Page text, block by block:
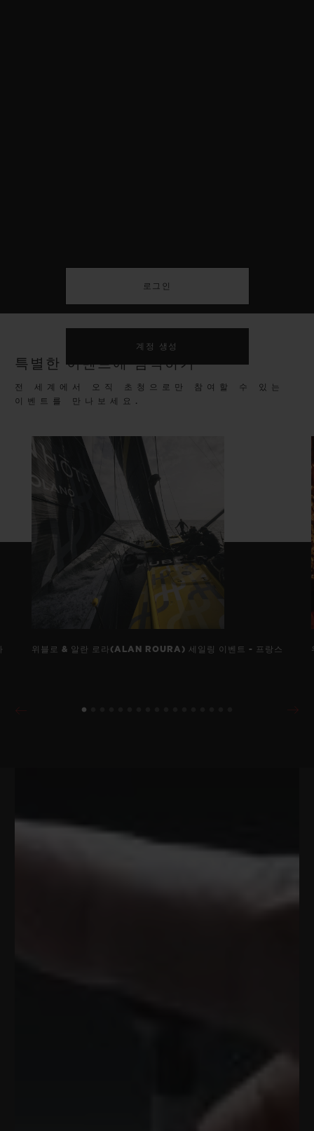
계정 생성
특별한 이벤트에 참석하기
전 세계에서 오직 초청으로만 참여할 수 있는
이벤트를 만나보세요.
위블로 & 알란 로라(ALAN ROURA) 세일링 이벤트 - 프랑스